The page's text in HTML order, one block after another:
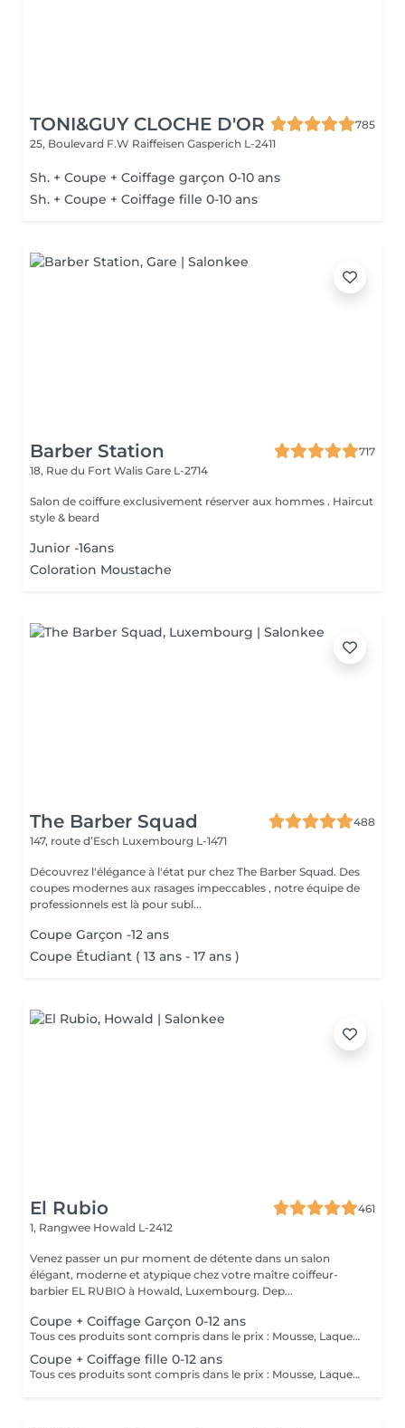
TONI&GUY CLOCHE D'OR
785
25, Boulevard F.W Raiffeisen Gasperich L-2411
Sh. + Coupe + Coiffage garçon 0-10 ans
Sh. + Coupe + Coiffage fille 0-10 ans
Barber Station
717
18, Rue du Fort Walis Gare L-2714
Salon de coiffure exclusivement réserver aux hommes . Haircut
style & beard
Junior -16ans
Coloration Moustache
The Barber Squad
488
147, route d’Esch Luxembourg L-1471
Découvrez l'élégance à l'état pur chez The Barber Squad. Des
coupes modernes aux rasages impeccables , notre équipe de
professionnels est là pour subl...
Coupe Garçon -12 ans
Coupe Étudiant ( 13 ans - 17 ans )
El Rubio
461
1, Rangwee Howald L-2412
Venez passer un pur moment de détente dans un salon
élégant, moderne et atypique chez votre maître coiffeur-
barbier EL RUBIO à Howald, Luxembourg. Dep...
Coupe + Coiffage Garçon 0-12 ans
Tous ces produits sont compris dans le prix : Mousse, Laque, Gel, Soin démêlant, Shampoing spécifique. Tous les produits que nous utilisons sont des produits de qualité professionnelle.
Coupe + Coiffage fille 0-12 ans
Tous ces produits sont compris dans le prix : Mousse, Laque, Gel, Soin démêlant, Shampoing spécifique. Tous les produits que nous utilisons sont des produits de qualité professionnelle.